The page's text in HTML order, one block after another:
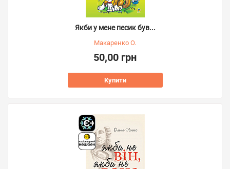
Якби у мене песик був...
Макаренко О.
50,00 грн
Купити